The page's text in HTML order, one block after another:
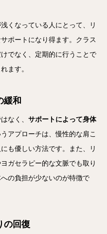
くなっている人にとって、リ
ポートになり得ます。クラス
でなく、定期的に行うことで
ます。
緩和
なく、 サポートによって身体
うアプローチは、慢性的な肩こ
も優しい方法です。また、リ
ガセラピー的な文脈でも取り
の負担が少ないのが特徴で
の回復